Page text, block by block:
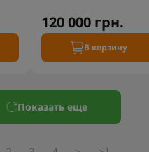
120 000 грн.
В корзину
Показать еще